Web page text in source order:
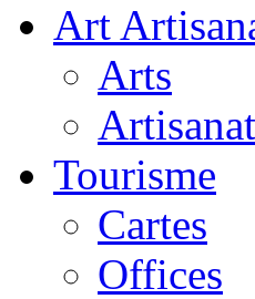
Art
Arts
Artisanat
Tourisme
Cartes
Offices